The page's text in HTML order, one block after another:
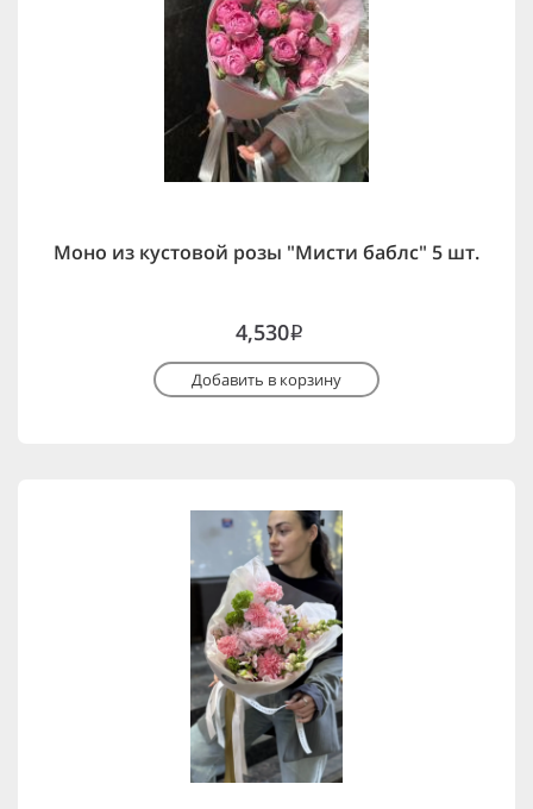
Моно из кустовой розы "Мисти баблс" 5 шт.
4,530i
Добавить в корзину